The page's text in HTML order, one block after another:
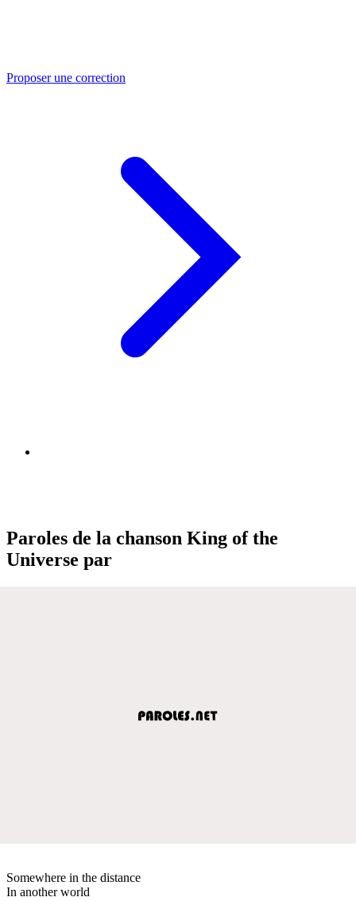
Proposer une correction
Paroles de la chanson King of the
Universe par
Somewhere in the distance
In another world